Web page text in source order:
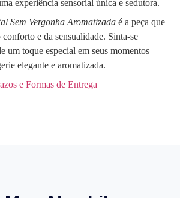
experiência sensorial única e sedutora.
Sem Vergonha Aromatizada é a peça que
e da sensualidade. Sinta-se
um toque especial em seus momentos
elegante e aromatizada.
e Formas de Entrega